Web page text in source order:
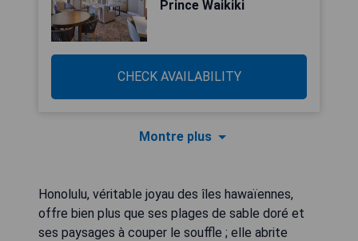
Prince Waikiki
CHECK AVAILABILITY
Montre plus
Honolulu, véritable joyau des îles hawaïennes,
offre bien plus que ses plages de sable doré et
ses paysages à couper le souffle ; elle abrite